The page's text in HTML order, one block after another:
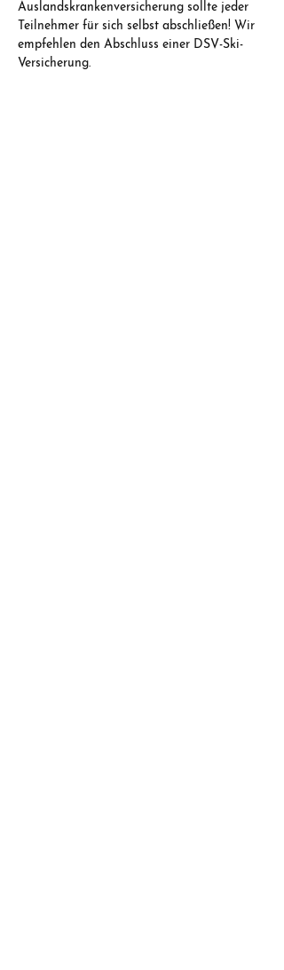
Auslandskrankenversicherung sollte jeder
Teilnehmer für sich selbst abschließen! Wir
empfehlen den Abschluss einer DSV-Ski-
Versicherung.